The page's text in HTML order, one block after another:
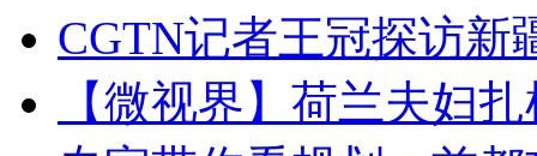
CGTN记者王冠探访新
【微视界】荷兰夫妇